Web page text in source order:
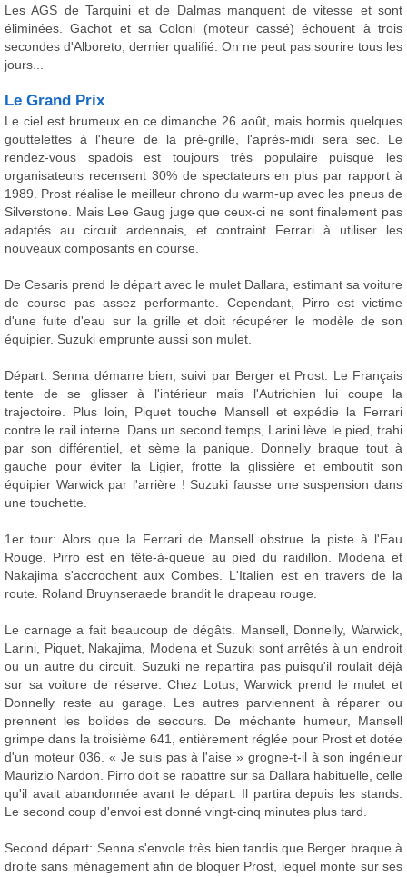
Les AGS de Tarquini et de Dalmas manquent de vitesse et sont
éliminées. Gachot et sa Coloni (moteur cassé) échouent à trois
secondes d'Alboreto, dernier qualifié. On ne peut pas sourire tous les
jours...
Le Grand Prix
Le ciel est brumeux en ce dimanche 26 août, mais hormis quelques
gouttelettes à l'heure de la pré-grille, l'après-midi sera sec. Le
rendez-vous spadois est toujours très populaire puisque les
organisateurs recensent 30% de spectateurs en plus par rapport à
1989. Prost réalise le meilleur chrono du warm-up avec les pneus de
Silverstone. Mais Lee Gaug juge que ceux-ci ne sont finalement pas
adaptés au circuit ardennais, et contraint Ferrari à utiliser les
nouveaux composants en course.
De Cesaris prend le départ avec le mulet Dallara, estimant sa voiture
de course pas assez performante. Cependant, Pirro est victime
d'une fuite d'eau sur la grille et doit récupérer le modèle de son
équipier. Suzuki emprunte aussi son mulet.
Départ: Senna démarre bien, suivi par Berger et Prost. Le Français
tente de se glisser à l'intérieur mais l'Autrichien lui coupe la
trajectoire. Plus loin, Piquet touche Mansell et expédie la Ferrari
contre le rail interne. Dans un second temps, Larini lève le pied, trahi
par son différentiel, et sème la panique. Donnelly braque tout à
gauche pour éviter la Ligier, frotte la glissière et emboutit son
équipier Warwick par l'arrière ! Suzuki fausse une suspension dans
une touchette.
1er tour: Alors que la Ferrari de Mansell obstrue la piste à l'Eau
Rouge, Pirro est en tête-à-queue au pied du raidillon. Modena et
Nakajima s'accrochent aux Combes. L'Italien est en travers de la
route. Roland Bruynseraede brandit le drapeau rouge.
Le carnage a fait beaucoup de dégâts. Mansell, Donnelly, Warwick,
Larini, Piquet, Nakajima, Modena et Suzuki sont arrêtés à un endroit
ou un autre du circuit. Suzuki ne repartira pas puisqu'il roulait déjà
sur sa voiture de réserve. Chez Lotus, Warwick prend le mulet et
Donnelly reste au garage. Les autres parviennent à réparer ou
prennent les bolides de secours. De méchante humeur, Mansell
grimpe dans la troisième 641, entièrement réglée pour Prost et dotée
d'un moteur 036. « Je suis pas à l'aise » grogne-t-il à son ingénieur
Maurizio Nardon. Pirro doit se rabattre sur sa Dallara habituelle, celle
qu'il avait abandonnée avant le départ. Il partira depuis les stands.
Le second coup d'envoi est donné vingt-cinq minutes plus tard.
Second départ: Senna s'envole très bien tandis que Berger braque à
droite sans ménagement afin de bloquer Prost, lequel monte sur ses